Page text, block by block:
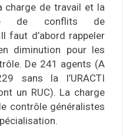
charge de travail et la
de conflits de
faut d’abord rappeler
diminution pour les
De 241 agents (A
sans la l’URACTI
un RUC). La charge
contrôle généralistes